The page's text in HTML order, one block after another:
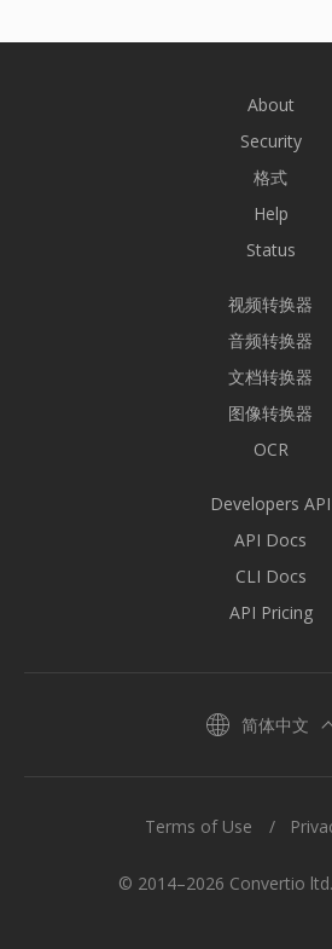
About
Security
格式
Help
Status
视频转换器
音频转换器
文档转换器
图像转换器
OCR
Developers API
API Docs
CLI Docs
API Pricing
简体中文
© 2014–2026 Convertio ltd.
Terms of Use